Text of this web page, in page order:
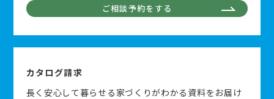
ご相談予約をする
カタログ請求
長く安心して暮らせる家づくりがわかる資料をお届け